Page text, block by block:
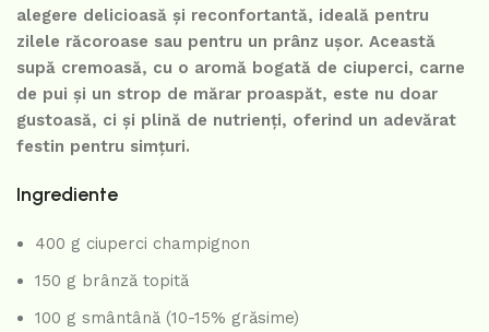
alegere delicioasă și reconfortantă, ideală pentru
zilele răcoroase sau pentru un prânz ușor. Această
supă cremoasă, cu o aromă bogată de ciuperci, carne
de pui și un strop de mărar proaspăt, este nu doar
gustoasă, ci și plină de nutrienți, oferind un adevărat
festin pentru simțuri.
Ingrediente
400 g ciuperci champignon
150 g brânză topită
100 g smântână (10-15% grăsime)